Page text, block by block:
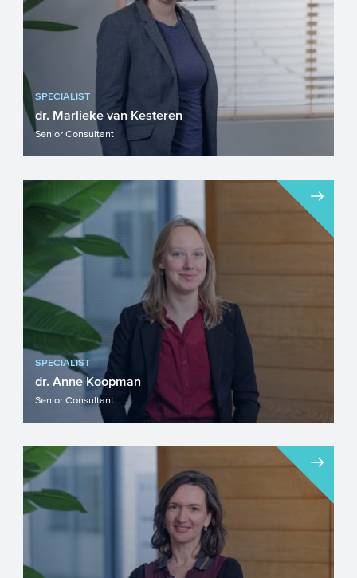
SPECIALIST
dr. Marlieke van Kesteren
Senior Consultant
SPECIALIST
dr. Anne Koopman
Senior Consultant